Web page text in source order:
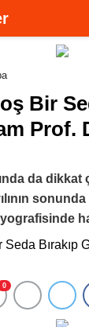
Bir
Prof.
da
0